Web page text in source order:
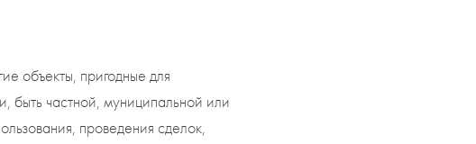
объекты, пригодные для
быть частной, муниципальной или
проведения сделок,